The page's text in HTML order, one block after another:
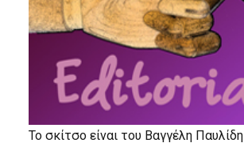
Το σκίτσο είναι του Βαγγέλη Παυλίδη